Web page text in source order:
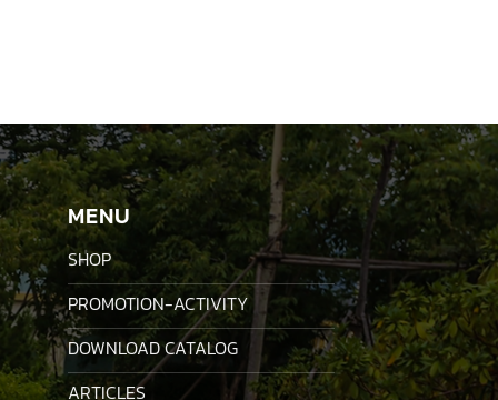
MENU
SHOP
PROMOTION-ACTIVITY
DOWNLOAD CATALOG
ARTICLES